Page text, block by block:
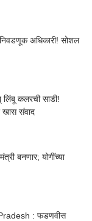
अधिकारी! सोशल
कलरची साडी!
खास संवाद
बनणार; योगींच्या
: फडणवीस